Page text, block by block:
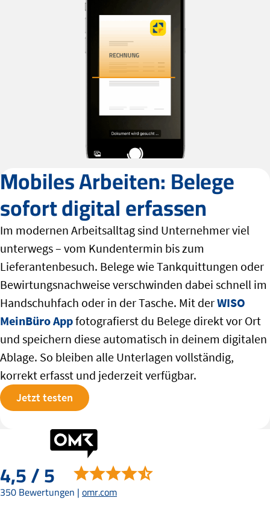
Mobiles Arbeiten: Belege
sofort digital erfassen
Im modernen Arbeitsalltag sind Unternehmer viel
unterwegs – vom Kundentermin bis zum
Lieferantenbesuch. Belege wie Tankquittungen oder
Bewirtungsnachweise verschwinden dabei schnell im
Handschuhfach oder in der Tasche. Mit derWISO
MeinBüro Appfotografierst du Belege direkt vor Ort
und speichern diese automatisch in deinem digitalen
Ablage. So bleiben alle Unterlagen vollständig,
korrekt erfasst und jederzeit verfügbar.
Jetzt testen
4,5 / 5
350 Bewertungen |omr.com